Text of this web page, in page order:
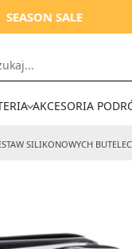
SALE
AKCESORIA
SILIKONOWYCH